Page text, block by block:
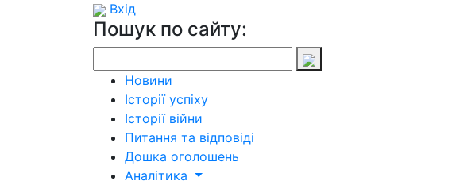
Вхід
Пошук по сайту:
Новини
Історії успіху
Історії війни
Питання та відповіді
Дошка оголошень
Аналітика